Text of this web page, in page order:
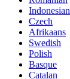
Indonesian
Czech
Afrikaans
Swedish
Polish
Basque
Catalan